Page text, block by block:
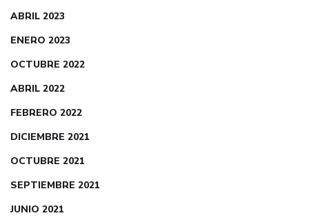
ABRIL 2023
ENERO 2023
OCTUBRE 2022
ABRIL 2022
FEBRERO 2022
DICIEMBRE 2021
OCTUBRE 2021
SEPTIEMBRE 2021
JUNIO 2021